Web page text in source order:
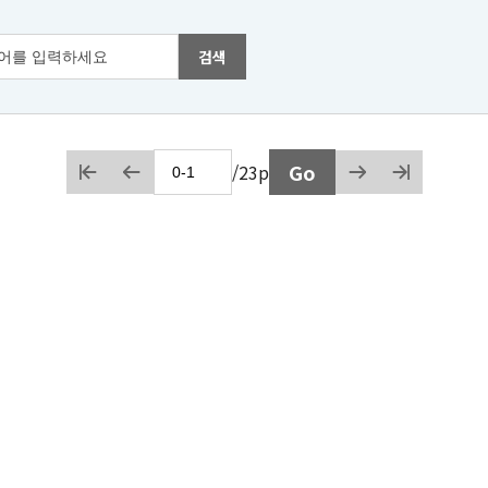
검색
처음 이전 /23p Go 다음 마지막